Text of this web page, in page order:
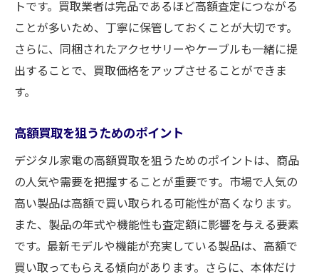
トです。買取業者は完品であるほど高額査定につながる
ことが多いため、丁寧に保管しておくことが大切です。
さらに、同梱されたアクセサリーやケーブルも一緒に提
出することで、買取価格をアップさせることができま
す。
高額買取を狙うためのポイント
デジタル家電の高額買取を狙うためのポイントは、商品
の人気や需要を把握することが重要です。市場で人気の
高い製品は高額で買い取られる可能性が高くなります。
また、製品の年式や機能性も査定額に影響を与える要素
です。最新モデルや機能が充実している製品は、高額で
買い取ってもらえる傾向があります。さらに、本体だけ